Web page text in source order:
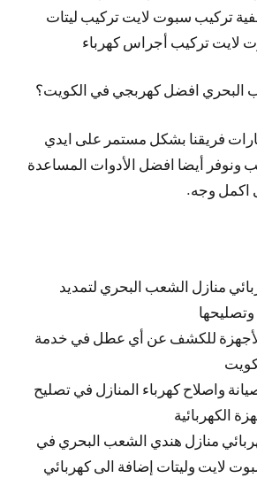
تركيب سبوت لايت تركيب ليتات
لايت تركيب أجراس كهرباء
البحري افضل كهربجي في الكويت؟
فريقنا بشكل مستمر على ايدي
ونوفر أيضا افضل الأدوات المساعدة
اكمل وجه.
منازل الشعب البحري لتمديد
وتصليحها
للكشف عن أي عطل في خدمة
واصلاح كهرباء المنازل في تصليح
الكهربائية
منازل هندي الشعب البحري في
لايت وليتات إضافة الى كهربائي